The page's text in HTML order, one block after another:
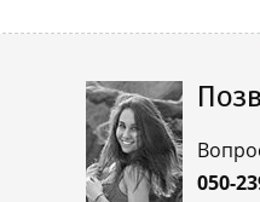
050-